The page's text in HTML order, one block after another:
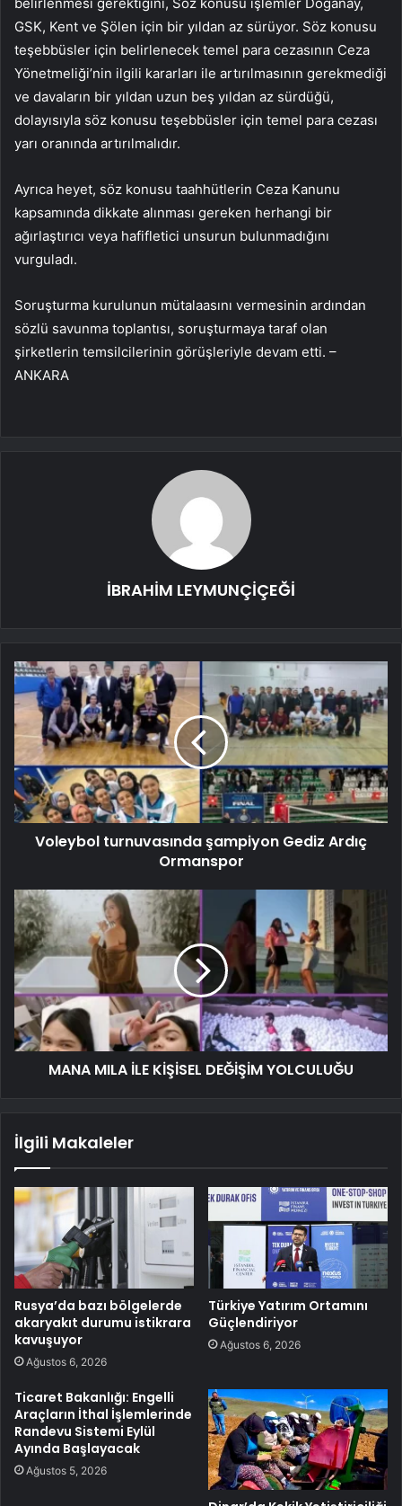
GSK, Kent ve Şölen için bir yıldan az sürüyor. Söz konusu
teşebbüsler için belirlenecek temel para cezasının Ceza
Yönetmeliği’nin ilgili kararları ile artırılmasının gerekmediği
ve davaların bir yıldan uzun beş yıldan az sürdüğü,
dolayısıyla söz konusu teşebbüsler için temel para cezası
yarı oranında artırılmalıdır.
Ayrıca heyet, söz konusu taahhütlerin Ceza Kanunu
kapsamında dikkate alınması gereken herhangi bir
ağırlaştırıcı veya hafifletici unsurun bulunmadığını
vurguladı.
Soruşturma kurulunun mütalaasını vermesinin ardından
sözlü savunma toplantısı, soruşturmaya taraf olan
şirketlerin temsilcilerinin görüşleriyle devam etti. –
ANKARA
İBRAHİM LEYMUNÇİÇEĞİ
Voleybol turnuvasında şampiyon Gediz Ardıç
Ormanspor
MANA MILA İLE KİŞİSEL DEĞİŞİM YOLCULUĞU
İlgili Makaleler
Rusya’da bazı bölgelerde
akaryakıt durumu istikrara
kavuşuyor
Ağustos 6, 2026
Türkiye Yatırım Ortamını
Güçlendiriyor
Ağustos 6, 2026
Ticaret Bakanlığı: Engelli
Araçların İthal İşlemlerinde
Randevu Sistemi Eylül
Ayında Başlayacak
Ağustos 5, 2026